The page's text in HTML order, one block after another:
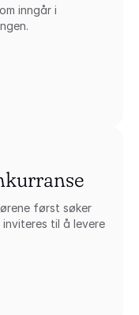
inngår i
først søker
til å levere